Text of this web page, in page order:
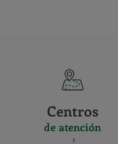
Centros
de atención